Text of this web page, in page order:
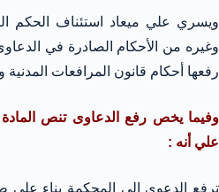
ويسري علي ميعاد استئناف الحكم
وغيره من الأحكام الصادرة في
رفعها أحكام قانون المرافعات المدنية
علي أنه :
ترفع الدعوى إلي المحكمة بناء